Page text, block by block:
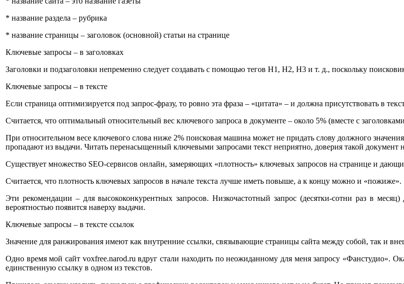
* название раздела – рубрика
* название страницы – заголовок (основной) статьи на странице
Ключевые запросы – в заголовках
Заголовки и подзаголовки непременно следует создавать с помощью тегов H1, H2, H3 и т. д., поскольку
Ключевые запросы – в тексте
Если страница оптимизируется под запрос-фразу, то ровно эта фраза – «цитата» – и должна присутствовать в
Считается, что оптимальный относительный вес ключевого запроса в документе – около 5% (вместе с
При относительном весе ключевого слова ниже 2% поисковая машина может не придать слову должного
пропадают из выдачи. Читать перенасыщенный ключевыми запросами текст неприятно, доверия такой документ
Существует множество SEO-сервисов онлайн, замеряющих «плотность» ключевых запросов на странице и
Считается, что плотность ключевых запросов в начале текста лучше иметь повыше, а к концу можно и «пожиже».
Эти рекомендации – для высококонкурентных запросов. Низкочастотный запрос (десятки-сотни раз в
вероятностью появится наверху выдачи.
Ключевые запросы – в тексте ссылок
Значение для ранжирования имеют как внутренние ссылки, связывающие страницы сайта между собой, так и
Одно время мой сайт voxfree.narod.ru вдруг стали находить по неожиданному для меня запросу «Фанстудио».
единственную ссылку в одном из текстов.